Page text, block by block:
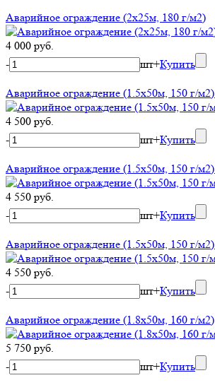
Аварийное ограждение (2х25м, 180 г/м2)
4 000 руб.
-
шт+Купить
Аварийное ограждение (1.5х50м, 150 г/
4 500 руб.
-
шт+Купить
Аварийное ограждение (1.5х50м, 150 г/м2)
4 550 руб.
-
шт+Купить
Аварийное ограждение (1.5х50м, 150 г/м2)
4 550 руб.
-
шт+Купить
Аварийное ограждение (1.8х50м, 160 г/м2)
5 750 руб.
-
шт+Купить